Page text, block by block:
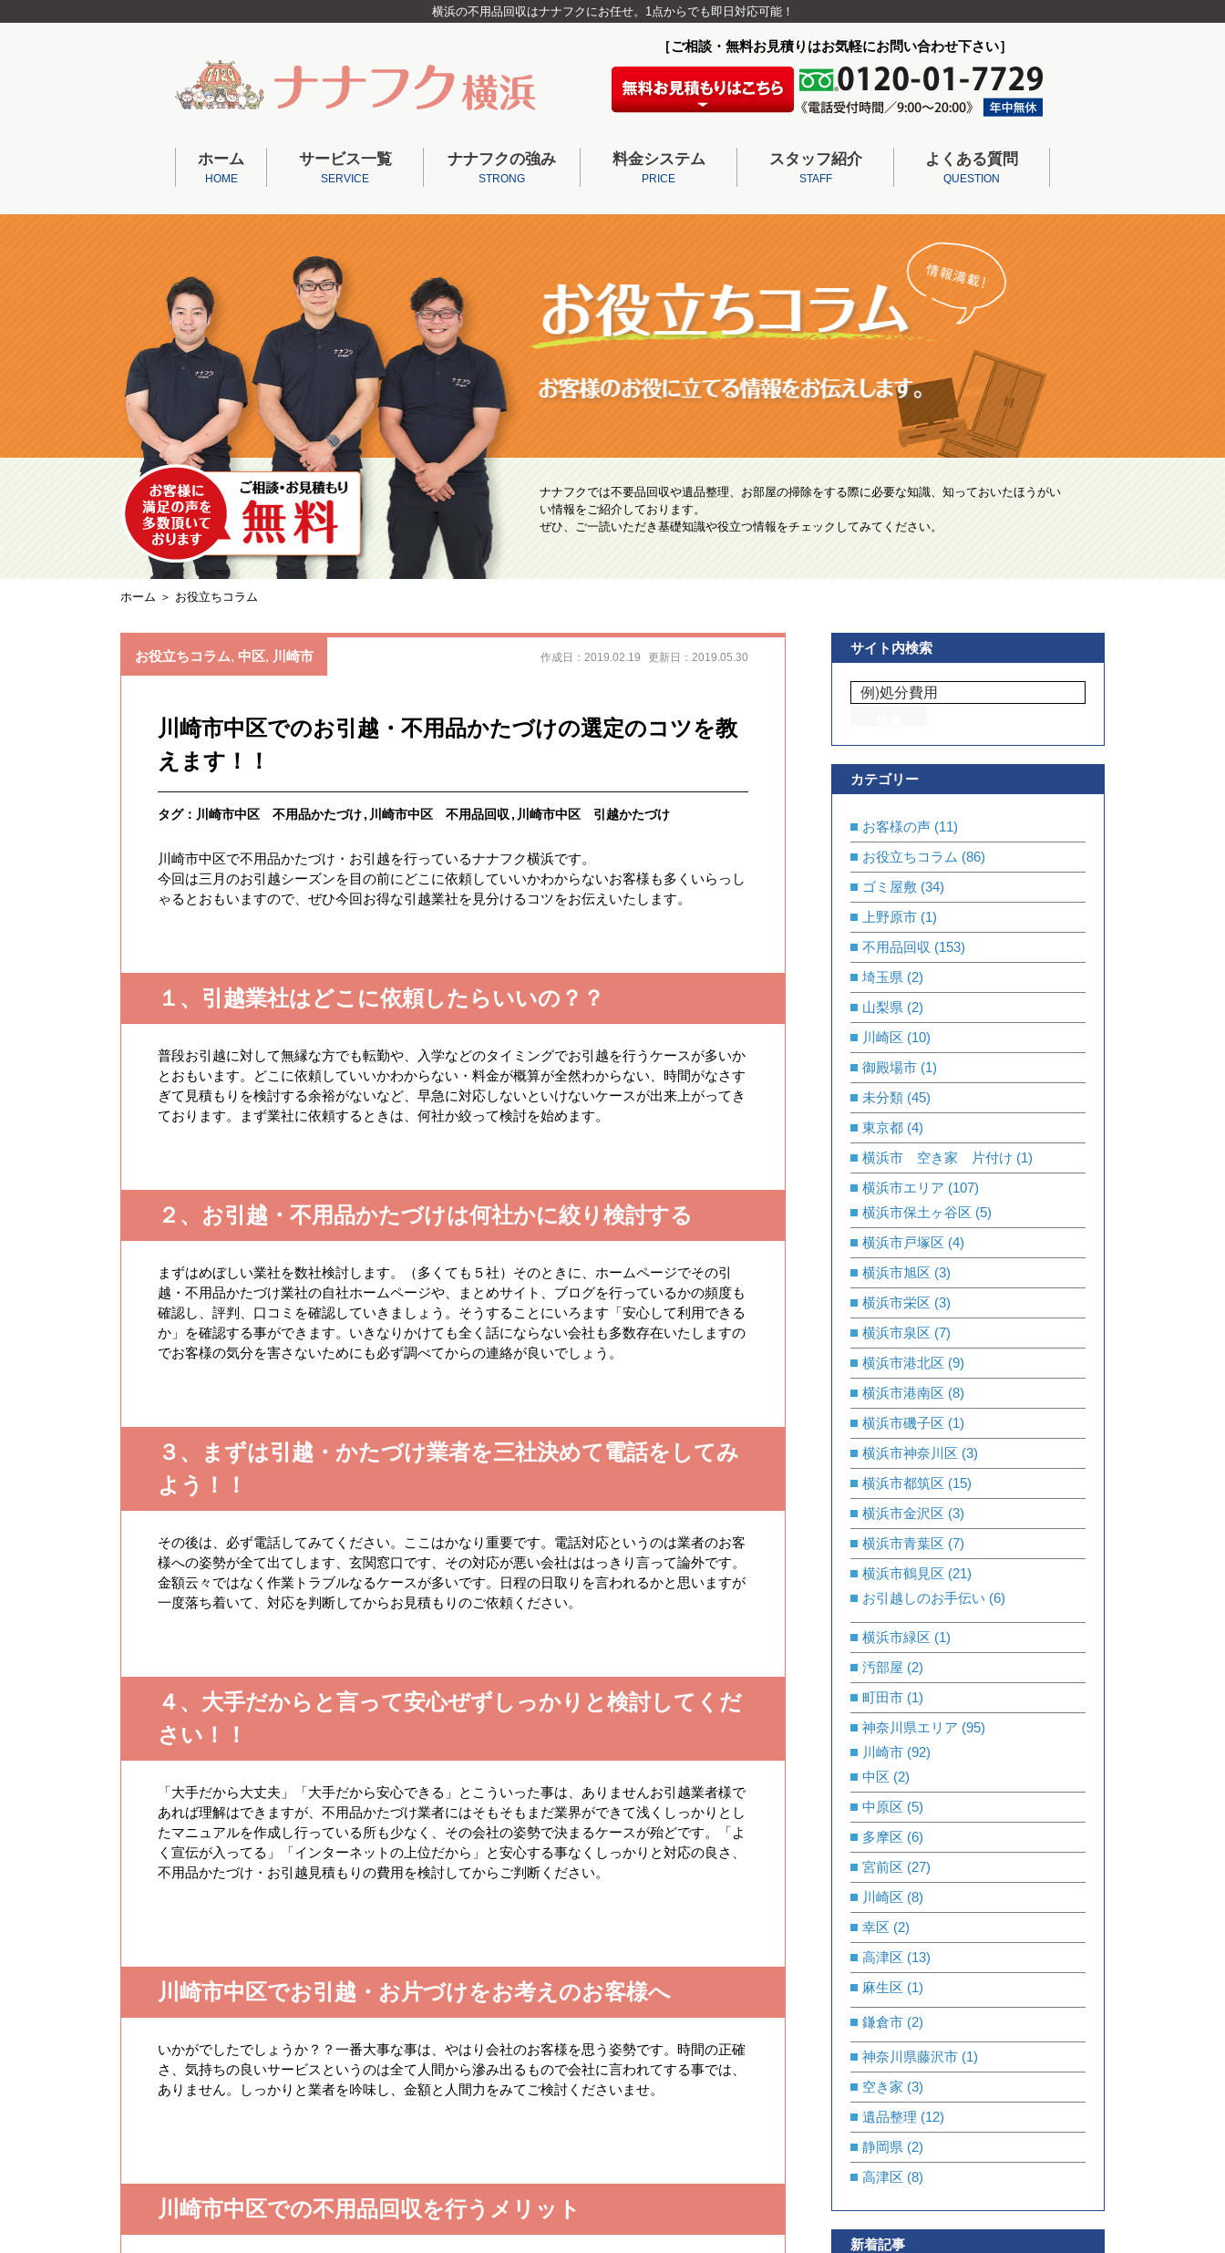
横浜の不用品回収はナナフクにお任せ。1点からでも即日対応可能！
［ご相談・無料お見積りはお気軽にお問い合わせ下さい］
ホーム
HOME
サービス一覧
SERVICE
ナナフクの強み
STRONG
料金システム
PRICE
スタッフ紹介
STAFF
よくある質問
QUESTION
ナナフクでは不要品回収や遺品整理、お部屋の掃除をする際に必要な知識、知っておいたほうがい
い情報をご紹介しております。
ぜひ、ご一読いただき基礎知識や役立つ情報をチェックしてみてください。
ホーム ＞ お役立ちコラム
お役立ちコラム, 中区, 川崎市 作成日：2019.02.19 更新日：2019.05.30
川崎市中区でのお引越・不用品かたづけの選定のコツを教
えます！！
タグ： 川崎市中区 不用品かたづけ 川崎市中区 不用品回収 川崎市中区 引越かたづけ
川崎市中区で不用品かたづけ・お引越を行っているナナフク横浜です。
今回は三月のお引越シーズンを目の前にどこに依頼していいかわからないお客様も多くいらっし
ゃるとおもいますので、ぜひ今回お得な引越業社を見分けるコツをお伝えいたします。
１、引越業社はどこに依頼したらいいの？？
普段お引越に対して無縁な方でも転勤や、入学などのタイミングでお引越を行うケースが多いか
とおもいます。どこに依頼していいかわからない・料金が概算が全然わからない、時間がなさす
ぎて見積もりを検討する余裕がないなど、早急に対応しないといけないケースが出来上がってき
ております。まず業社に依頼するときは、何社か絞って検討を始めます。
２、お引越・不用品かたづけは何社かに絞り検討する
まずはめぼしい業社を数社検討します。（多くても５社）そのときに、ホームページでその引
越・不用品かたづけ業社の自社ホームページや、まとめサイト、ブログを行っているかの頻度も
確認し、評判、口コミを確認していきましょう。そうすることにいろます「安心して利用できる
か」を確認する事ができます。いきなりかけても全く話にならない会社も多数存在いたしますの
でお客様の気分を害さないためにも必ず調べてからの連絡が良いでしょう。
３、まずは引越・かたづけ業者を三社決めて電話をしてみ
よう！！
その後は、必ず電話してみてください。ここはかなり重要です。電話対応というのは業者のお客
様への姿勢が全て出てします、玄関窓口です、その対応が悪い会社ははっきり言って論外です。
金額云々ではなく作業トラブルなるケースが多いです。日程の日取りを言われるかと思いますが
一度落ち着いて、対応を判断してからお見積もりのご依頼ください。
４、大手だからと言って安心ぜずしっかりと検討してくだ
さい！！
「大手だから大丈夫」「大手だから安心できる」とこういった事は、ありませんお引越業者様で
あれば理解はできますが、不用品かたづけ業者にはそもそもまだ業界ができて浅くしっかりとし
たマニュアルを作成し行っている所も少なく、その会社の姿勢で決まるケースが殆どです。「よ
く宣伝が入ってる」「インターネットの上位だから」と安心する事なくしっかりと対応の良さ、
不用品かたづけ・お引越見積もりの費用を検討してからご判断ください。
川崎市中区でお引越・お片づけをお考えのお客様へ
いかがでしたでしょうか？？一番大事な事は、やはり会社のお客様を思う姿勢です。時間の正確
さ、気持ちの良いサービスというのは全て人間から滲み出るもので会社に言われてする事では、
ありません。しっかりと業者を吟味し、金額と人間力をみてご検討くださいませ。
川崎市中区での不用品回収を行うメリット
サイト内検索
カテゴリー
お客様の声 (11)
お役立ちコラム (86)
ゴミ屋敷 (34)
上野原市 (1)
不用品回収 (153)
埼玉県 (2)
山梨県 (2)
川崎区 (10)
御殿場市 (1)
未分類 (45)
東京都 (4)
横浜市 空き家 片付け (1)
横浜市エリア (107)
横浜市保土ヶ谷区 (5)
横浜市戸塚区 (4)
横浜市旭区 (3)
横浜市栄区 (3)
横浜市泉区 (7)
横浜市港北区 (9)
横浜市港南区 (8)
横浜市磯子区 (1)
横浜市神奈川区 (3)
横浜市都筑区 (15)
横浜市金沢区 (3)
横浜市青葉区 (7)
横浜市鶴見区 (21)
お引越しのお手伝い (6)
横浜市緑区 (1)
汚部屋 (2)
町田市 (1)
神奈川県エリア (95)
川崎市 (92)
中区 (2)
中原区 (5)
多摩区 (6)
宮前区 (27)
川崎区 (8)
幸区 (2)
高津区 (13)
麻生区 (1)
鎌倉市 (2)
神奈川県藤沢市 (1)
空き家 (3)
遺品整理 (12)
静岡県 (2)
高津区 (8)
新着記事